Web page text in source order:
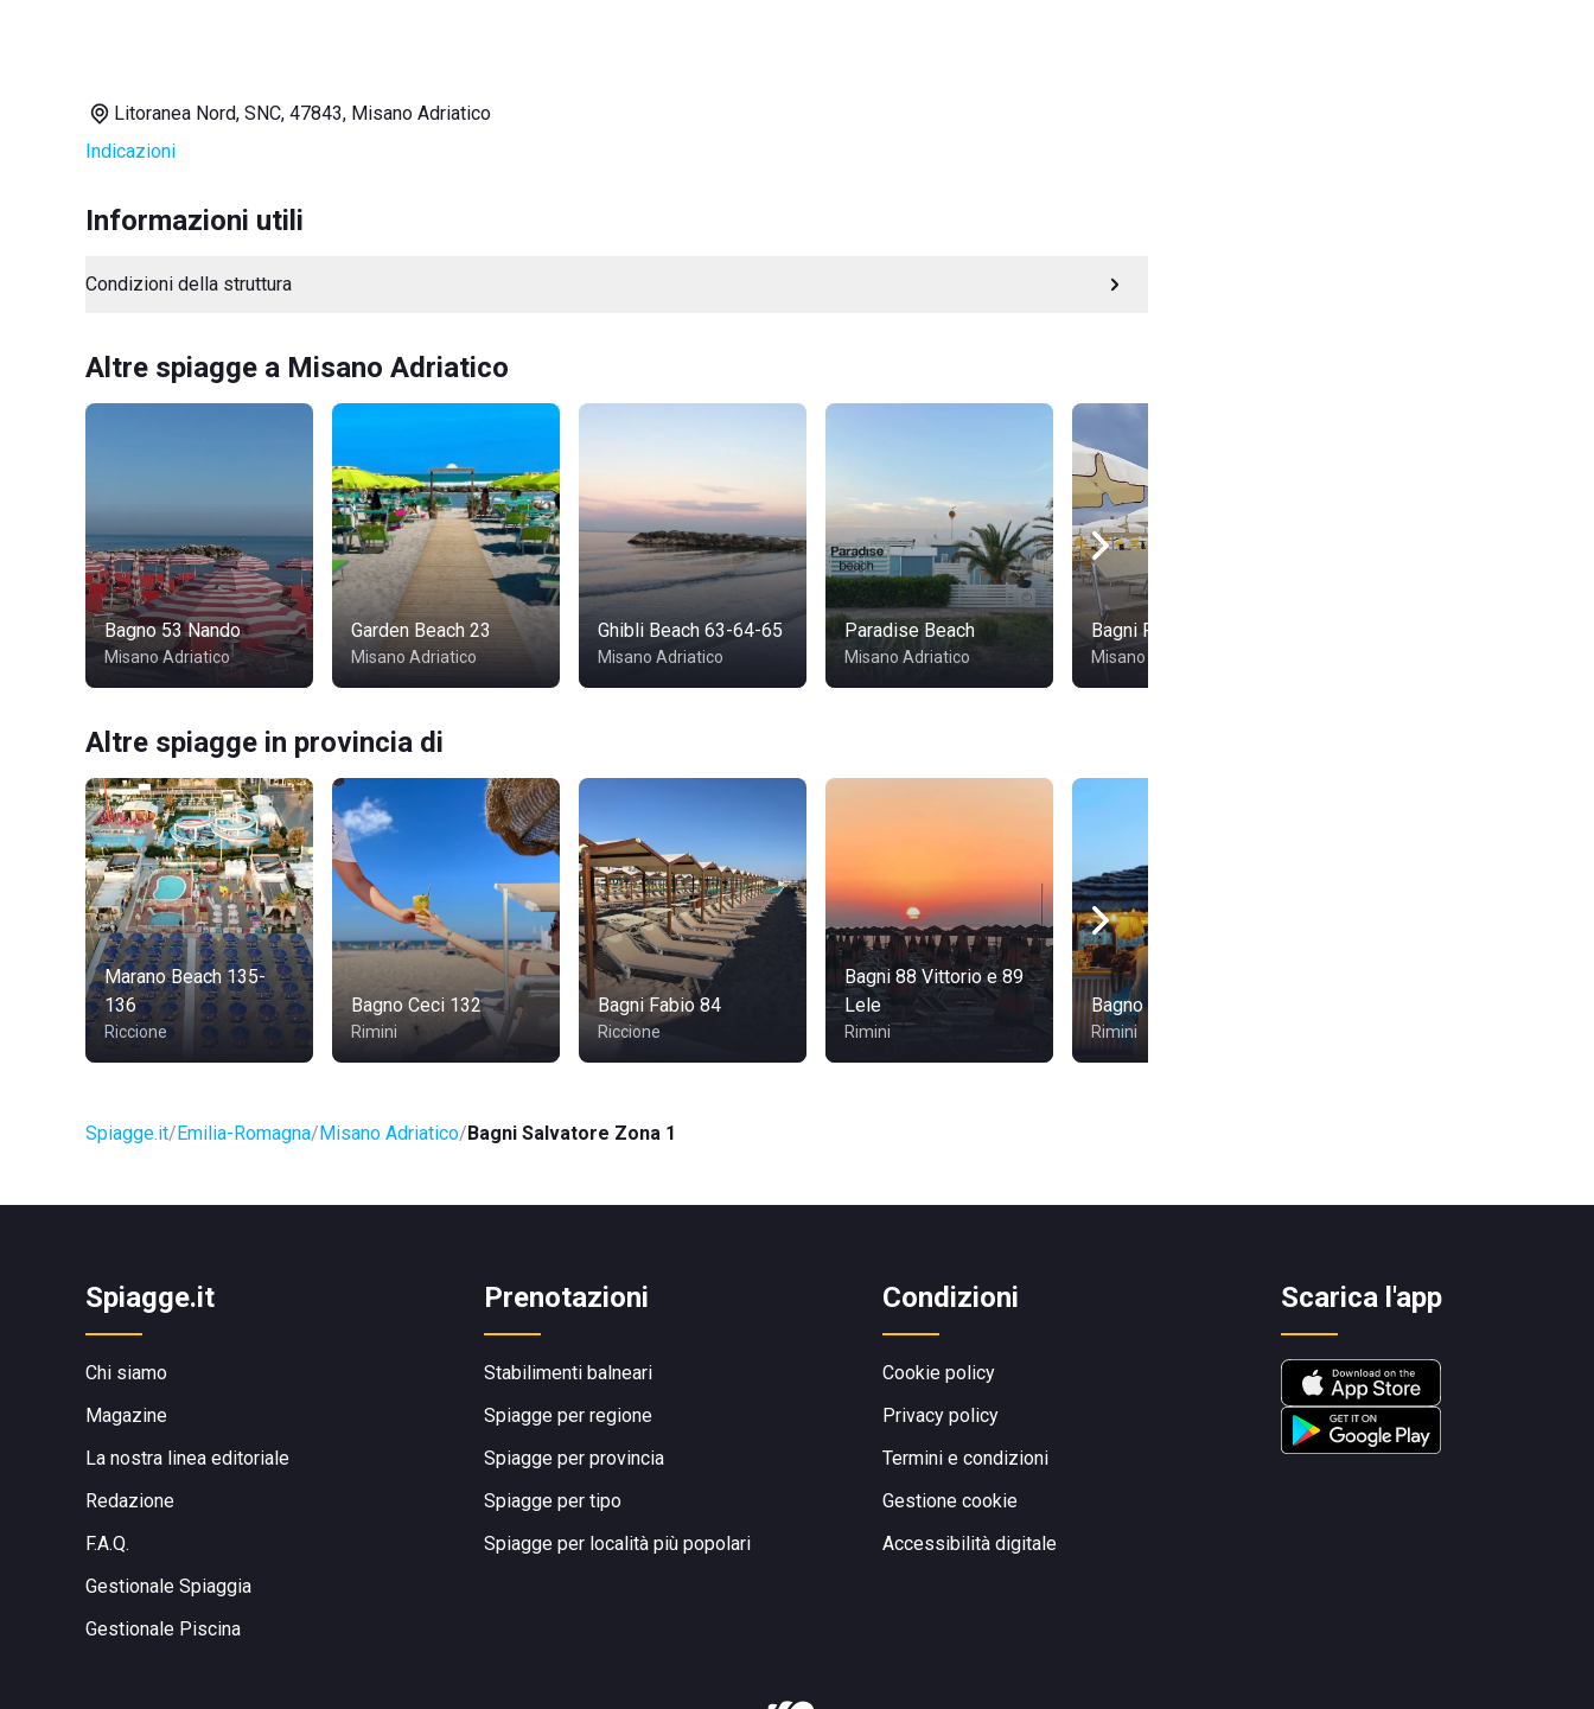
Litoranea Nord, SNC, 47843, Misano Adriatico
Indicazioni
Informazioni utili
Condizioni della struttura
Altre spiagge a Misano Adriatico
Bagno 53 Nando
Misano Adriatico
Garden Beach 23
Misano Adriatico
Ghibli Beach 63-64-65
Misano Adriatico
Paradise Beach
Misano Adriatico
Bagni Romina
Misano Adriatico
Altre spiagge in provincia di
Marano Beach 135-
136
Riccione
Bagno Ceci 132
Rimini
Bagni Fabio 84
Riccione
Bagni 88 Vittorio e 89
Lele
Rimini
Bagno 46
Rimini
Spiagge.it Emilia-Romagna Misano Adriatico Bagni Salvatore Zona 1
Spiagge.it
Chi siamo
Magazine
La nostra linea editoriale
Redazione
F.A.Q.
Gestionale Spiaggia
Gestionale Piscina
Prenotazioni
Stabilimenti balneari
Spiagge per regione
Spiagge per provincia
Spiagge per tipo
Spiagge per località più popolari
Condizioni
Cookie policy
Privacy policy
Termini e condizioni
Gestione cookie
Accessibilità digitale
Scarica l'app